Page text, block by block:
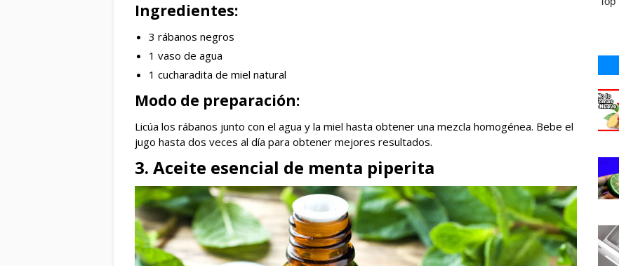
Ingredientes:
3 rábanos negros
1 vaso de agua
1 cucharadita de miel natural
Modo de preparación:
Licúa los rábanos junto con el agua y la miel hasta obtener una mezcla homogénea. Bebe el
jugo hasta dos veces al día para obtener mejores resultados.
3. Aceite esencial de menta piperita